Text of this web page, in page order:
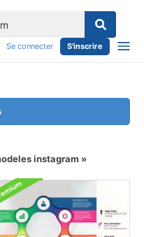
Se connecter S'inscrire
instagram